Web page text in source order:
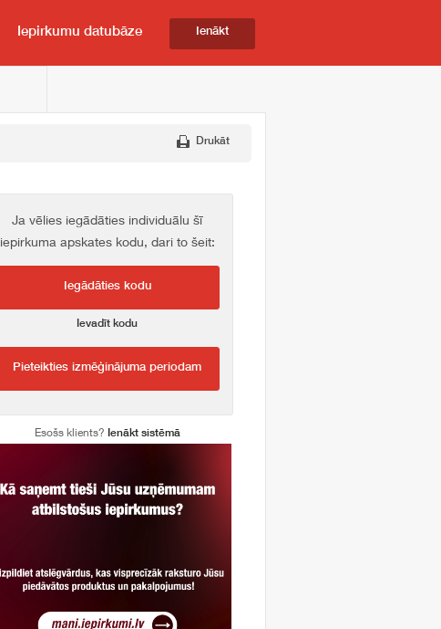
Iepirkumu datubāze Ienākt
Drukāt
Ja vēlies iegādāties individuālu šī
iepirkuma apskates kodu, dari to šeit:
Iegādāties kodu
Ievadīt kodu
Pieteikties izmēģinājuma periodam
Esošs klients? Ienākt sistēmā